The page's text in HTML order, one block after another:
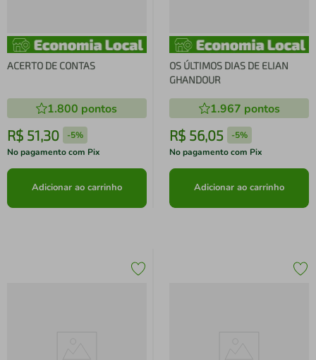
ACERTO DE CONTAS
1.800 pontos
R$ 51,30 -5%
No pagamento com Pix
Adicionar ao carrinho
OS ÚLTIMOS DIAS DE ELIAN
GHANDOUR
1.967 pontos
R$ 56,05 -5%
No pagamento com Pix
Adicionar ao carrinho